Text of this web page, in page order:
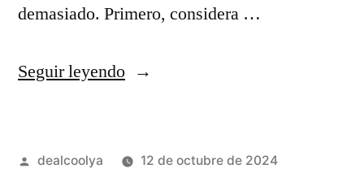
demasiado. Primero, considera …
Seguir leyendo«camiseta
personalizada
Publicado
dealcoolya 12 de octubre de 2024